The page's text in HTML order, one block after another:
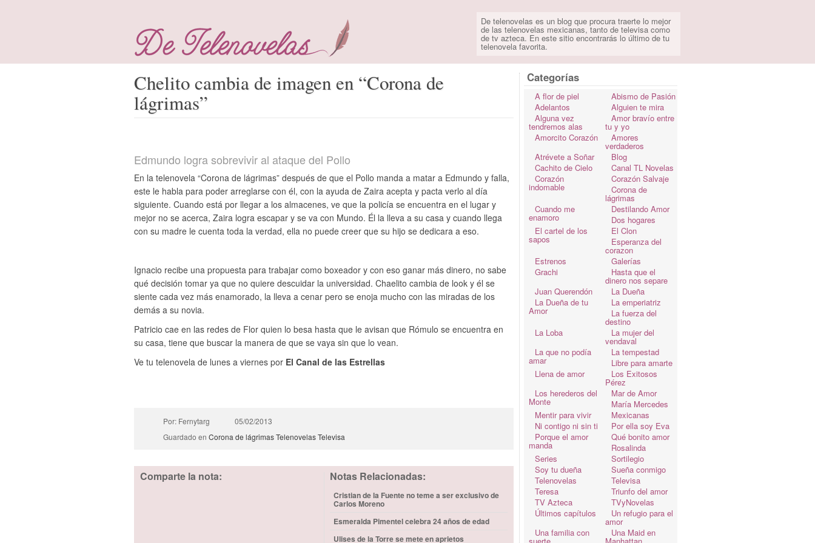
De telenovelas es un blog que procura traerte lo mejor
de las telenovelas mexicanas, tanto de televisa como
de tv azteca. En este sitio encontrarás lo último de tu
telenovela favorita.
Chelito cambia de imagen en “Corona de
lágrimas”
Edmundo logra sobrevivir al ataque del Pollo
En la telenovela “Corona de lágrimas” después de que el Pollo manda a matar a Edmundo y falla,
este le habla para poder arreglarse con él, con la ayuda de Zaira acepta y pacta verlo al día
siguiente. Cuando está por llegar a los almacenes, ve que la policía se encuentra en el lugar y
mejor no se acerca, Zaira logra escapar y se va con Mundo. Él la lleva a su casa y cuando llega
con su madre le cuenta toda la verdad, ella no puede creer que su hijo se dedicara a eso.
Ignacio recibe una propuesta para trabajar como boxeador y con eso ganar más dinero, no sabe
qué decisión tomar ya que no quiere descuidar la universidad. Chaelito cambia de look y él se
siente cada vez más enamorado, la lleva a cenar pero se enoja mucho con las miradas de los
demás a su novia.
Patricio cae en las redes de Flor quien lo besa hasta que le avisan que Rómulo se encuentra en
su casa, tiene que buscar la manera de que se vaya sin que lo vean.
Ve tu telenovela de lunes a viernes por El Canal de las Estrellas
Por: Fernytarg
05/02/2013
Guardado en Corona de lágrimasTelenovelasTelevisa
Comparte la nota: Notas Relacionadas:
Cristian de la Fuente no teme a ser exclusivo de
Carlos Moreno
Esmeralda Pimentel celebra 24 años de edad
Ulises de la Torre se mete en aprietos
Categorías
A flor de piel
Abismo de Pasión
Adelantos
Alguien te mira
Alguna vez
tendremos alas
Amor bravío entre
tu y yo
Amorcito Corazón
Amores
verdaderos
Atrévete a Soñar
Blog
Cachito de Cielo
Canal TL Novelas
Corazón
indomable
Corazón Salvaje
Corona de
lágrimas
Cuando me
enamoro
Destilando Amor
Dos hogares
El cartel de los
sapos
El Clon
Esperanza del
corazon
Estrenos
Galerías
Grachi
Hasta que el
dinero nos separe
Juan Querendón
La Dueña
La Dueña de tu
Amor
La emperiatriz
La fuerza del
destino
La Loba
La mujer del
vendaval
La que no podía
amar
La tempestad
Libre para amarte
Llena de amor
Los Exitosos
Pérez
Los herederos del
Monte
Mar de Amor
María Mercedes
Mentir para vivir
Mexicanas
Ni contigo ni sin ti
Por ella soy Eva
Porque el amor
manda
Qué bonito amor
Rosalinda
Series
Sortilegio
Soy tu dueña
Sueña conmigo
Telenovelas
Televisa
Teresa
Triunfo del amor
TV Azteca
TVyNovelas
Últimos capítulos
Un refugio para el
amor
Una familia con
Una Maid en